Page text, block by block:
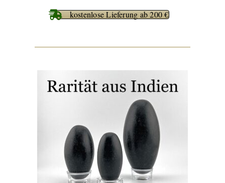
kostenlose Lieferung ab 200 €